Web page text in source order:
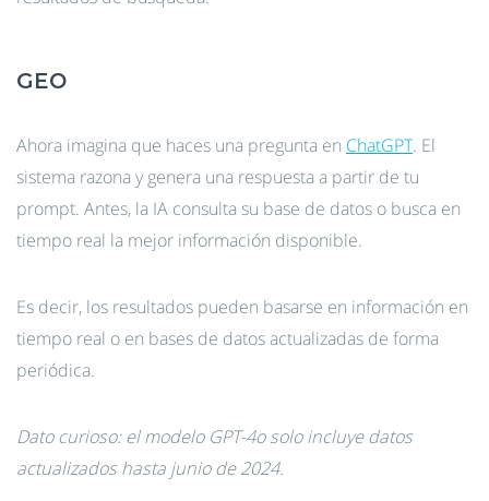
GEO
Ahora imagina que haces una pregunta en ChatGPT. El
sistema razona y genera una respuesta a partir de tu
prompt. Antes, la IA consulta su base de datos o busca en
tiempo real la mejor información disponible.
Es decir, los resultados pueden basarse en información en
tiempo real o en bases de datos actualizadas de forma
periódica.
Dato curioso: el modelo GPT-4o solo incluye datos
actualizados hasta junio de 2024.